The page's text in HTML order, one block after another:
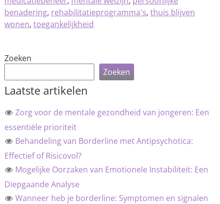
benadering, rehabilitatieprogramma's, thuis blijven
wonen, toegankelijkheid
Zoeken
Zoeken
Laatste artikelen
Zorg voor de mentale gezondheid van jongeren: Een
essentiële prioriteit
Behandeling van Borderline met Antipsychotica:
Effectief of Risicovol?
Mogelijke Oorzaken van Emotionele Instabiliteit: Een
Diepgaande Analyse
Wanneer heb je borderline: Symptomen en signalen